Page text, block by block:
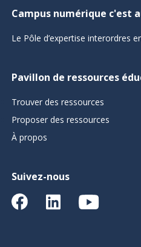
Campus numérique c'est
Le Pôle d’expertise interordres
Pavillon de ressources
Trouver des ressources
Proposer des ressources
À propos
Suivez-nous